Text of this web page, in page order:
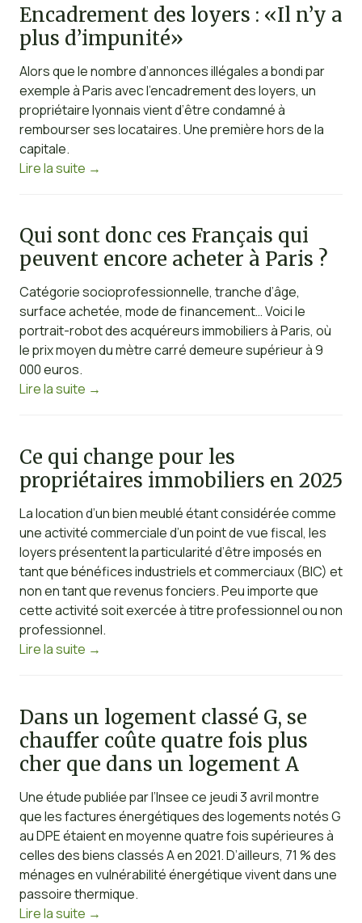
Encadrement des loyers : «Il n’y a
plus d’impunité»
Alors que le nombre d’annonces illégales a bondi par
exemple à Paris avec l’encadrement des loyers, un
propriétaire lyonnais vient d’être condamné à
rembourser ses locataires. Une première hors de la
capitale.
Lire la suite →
Qui sont donc ces Français qui
peuvent encore acheter à Paris ?
Catégorie socioprofessionnelle, tranche d’âge,
surface achetée, mode de financement… Voici le
portrait-robot des acquéreurs immobiliers à Paris, où
le prix moyen du mètre carré demeure supérieur à 9
000 euros.
Lire la suite →
Ce qui change pour les
propriétaires immobiliers en 2025
La location d’un bien meublé étant considérée comme
une activité commerciale d’un point de vue fiscal, les
loyers présentent la particularité d’être imposés en
tant que bénéfices industriels et commerciaux (BIC) et
non en tant que revenus fonciers. Peu importe que
cette activité soit exercée à titre professionnel ou non
professionnel.
Lire la suite →
Dans un logement classé G, se
chauffer coûte quatre fois plus
cher que dans un logement A
Une étude publiée par l’Insee ce jeudi 3 avril montre
que les factures énergétiques des logements notés G
au DPE étaient en moyenne quatre fois supérieures à
celles des biens classés A en 2021. D’ailleurs, 71 % des
ménages en vulnérabilité énergétique vivent dans une
passoire thermique.
Lire la suite →